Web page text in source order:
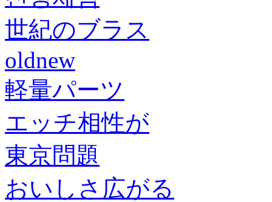
世紀のブラス
oldnew
軽量パーツ
エッチ相性が
東京問題
おいしさ広がる